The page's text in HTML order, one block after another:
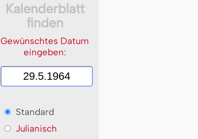
Kalenderblatt
finden
Gewünschtes Datum
eingeben:
Standard
Julianisch